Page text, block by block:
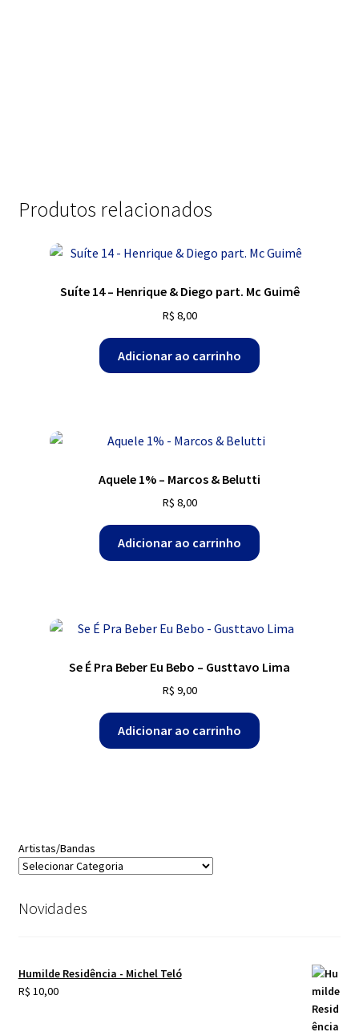
Produtos relacionados
Suíte 14 – Henrique & Diego part. Mc Guimê
R$ 8,00
Adicionar ao carrinho
Aquele 1% – Marcos & Belutti
R$ 8,00
Adicionar ao carrinho
Se É Pra Beber Eu Bebo – Gusttavo Lima
R$ 9,00
Adicionar ao carrinho
Artistas/Bandas
Novidades
Humilde Residência - Michel Teló
R$ 10,00